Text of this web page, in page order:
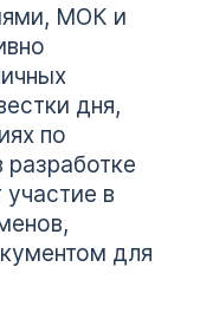
МОК и
дня,
по
разработке
в
для